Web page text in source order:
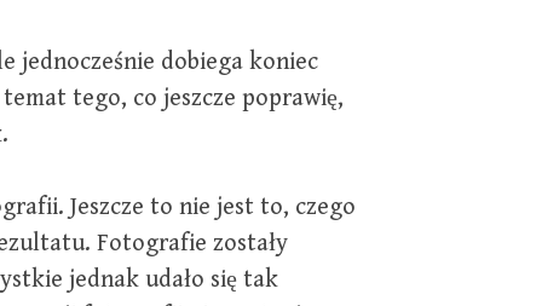
jednocześnie dobiega koniec
tego, co jeszcze poprawię,
Jeszcze to nie jest to, czego
Fotografie zostały
jednak udało się tak